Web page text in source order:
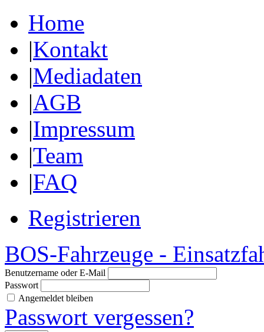
Home
|Kontakt
|Mediadaten
|AGB
|Impressum
|Team
|FAQ
Registrieren
BOS-Fahrzeuge -
Benutzername oder E-Mail
Passwort
Angemeldet bleiben
Passwort vergessen?